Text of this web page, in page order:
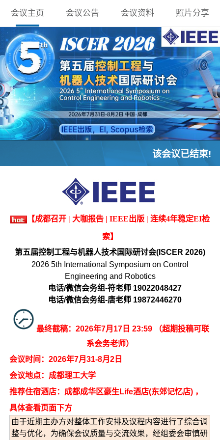
会议主页 会议公告 会议资料 照片分享
该会议已结束!
【成都召开 | 大咖报告 | IEEE出版 | 连续4年稳定EI检
索】
第五届控制工程与机器人技术国际研讨会(ISCER 2026)
2026 5th International Symposium on Control
Engineering and Robotics
电话/微信会务组-符老师 19022048427
电话/微信会务组-唐老师 19872446270
最终截稿：2026年7月17日 23:59 （超期投稿可联
系会务老师）
会议时间：2026年7月31-8月2日
会议地点：成都理工大学
推荐住宿酒店：成都成华区豪生Life酒店(东郊记忆店) ，
具体查看页面下方
由于近期主办方对整体工作安排及议程内容进行了综合调
整与优化，为确保会议质量与交流效果，经组委会审慎研